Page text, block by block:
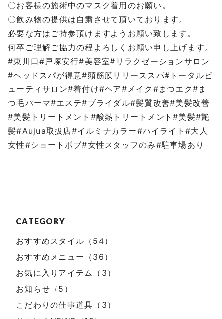
CATEGORY
おすすめスタイル（54）
おすすめメニュー（36）
お気に入りアイテム（3）
お知らせ（5）
こだわりの仕事道具（3）
〇お客様の施術中のマスク着用のお願い。
〇飲み物の提供は自粛させて頂いております。
必要な方はご持参頂けますようお願い致します。
何卒ご理解ご協力の程よろしくお願い申し上げます。
#東川口#戸塚安行#美容室#リラクゼーションサロン
#ヘッドスパが得意#頭筋膜リリーススパ#トータルビ
ューティサロン#着付け#ヘア#メイク#まつエク#ま
つ毛パーマ#エステ#ブライダル#髪質改善#美髪改善
#美髪トリートメント#酸熱トリートメント#美髪#艶
髪#Aujua取扱店#イルミナカラー#ハイライト#大人
女性#ショートボブ#女性スタッフのみ#駐車場あり